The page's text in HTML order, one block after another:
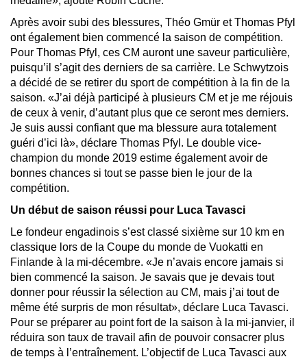
Après avoir subi des blessures, Théo Gmür et Thomas Pfyl
ont également bien commencé la saison de compétition.
Pour Thomas Pfyl, ces CM auront une saveur particulière,
puisqu’il s’agit des derniers de sa carrière. Le Schwytzois
a décidé de se retirer du sport de compétition à la fin de la
saison. «J’ai déjà participé à plusieurs CM et je me réjouis
de ceux à venir, d’autant plus que ce seront mes derniers.
Je suis aussi confiant que ma blessure aura totalement
guéri d’ici là», déclare Thomas Pfyl. Le double vice-
champion du monde 2019 estime également avoir de
bonnes chances si tout se passe bien le jour de la
compétition.
Un début de saison réussi pour Luca Tavasci
Le fondeur engadinois s’est classé sixième sur 10 km en
classique lors de la Coupe du monde de Vuokatti en
Finlande à la mi-décembre. «Je n’avais encore jamais si
bien commencé la saison. Je savais que je devais tout
donner pour réussir la sélection au CM, mais j’ai tout de
même été surpris de mon résultat», déclare Luca Tavasci.
Pour se préparer au point fort de la saison à la mi-janvier, il
réduira son taux de travail afin de pouvoir consacrer plus
de temps à l’entraînement. L’objectif de Luca Tavasci aux